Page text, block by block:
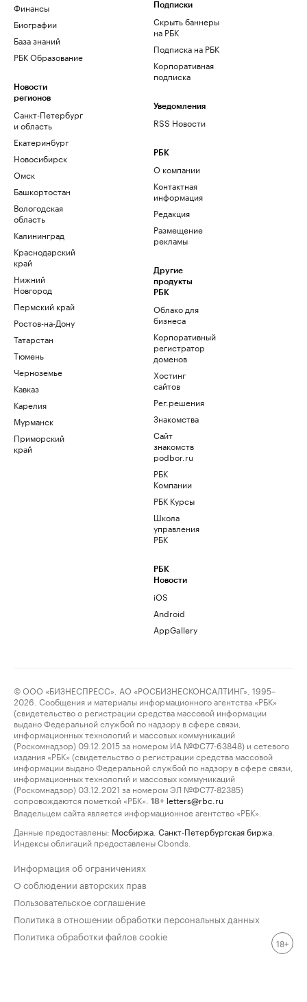
Финансы
Биографии
База знаний
РБК Образование
Новости
регионов
Санкт-Петербург
и область
Екатеринбург
Новосибирск
Омск
Башкортостан
Вологодская
область
Калининград
Краснодарский
край
Нижний
Новгород
Пермский край
Ростов-на-Дону
Татарстан
Тюмень
Черноземье
Кавказ
Карелия
Мурманск
Приморский
край
Подписки
Скрыть баннеры
на РБК
Подписка на РБК
Корпоративная
подписка
Уведомления
RSS Новости
РБК
О компании
Контактная
информация
Редакция
Размещение
рекламы
Другие
продукты
РБК
Облако для
бизнеса
Корпоративный
регистратор
доменов
Хостинг
сайтов
Рег.решения
Знакомства
Сайт
знакомств
podbor.ru
РБК
Компании
РБК Курсы
Школа
управления
РБК
РБК
Новости
iOS
Android
AppGallery
© ООО «БИЗНЕСПРЕСС», АО «РОСБИЗНЕСКОНСАЛТИНГ», 1995–
2026. Сообщения и материалы информационного агентства «РБК»
(свидетельство о регистрации средства массовой информации
выдано Федеральной службой по надзору в сфере связи,
информационных технологий и массовых коммуникаций
(Роскомнадзор) 09.12.2015 за номером ИА №ФС77-63848) и сетевого
издания «РБК» (свидетельство о регистрации средства массовой
информации выдано Федеральной службой по надзору в сфере связи,
информационных технологий и массовых коммуникаций
(Роскомнадзор) 03.12.2021 за номером ЭЛ №ФС77-82385)
сопровождаются пометкой «РБК».
18+ letters@rbc.ru
Владельцем сайта является информационное агентство «РБК».
Данные предоставлены: Мосбиржа Санкт-Петербургская биржа
Индексы облигаций предоставлены Cbonds.
Информация об ограничениях
О соблюдении авторских прав
Пользовательское соглашение
Политика в отношении обработки персональных данных
Политика обработки файлов cookie
18+